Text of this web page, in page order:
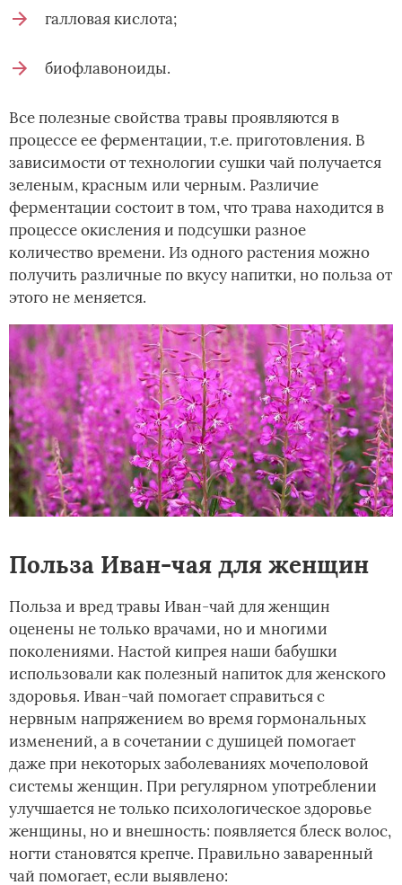
галловая кислота;
биофлавоноиды.
Все полезные свойства травы проявляются в
процессе ее ферментации, т.е. приготовления. В
зависимости от технологии сушки чай получается
зеленым, красным или черным. Различие
ферментации состоит в том, что трава находится в
процессе окисления и подсушки разное
количество времени. Из одного растения можно
получить различные по вкусу напитки, но польза от
этого не меняется.
Польза Иван-чая для женщин
Польза и вред травы Иван-чай для женщин
оценены не только врачами, но и многими
поколениями. Настой кипрея наши бабушки
использовали как полезный напиток для женского
здоровья. Иван-чай помогает справиться с
нервным напряжением во время гормональных
изменений, а в сочетании с душицей помогает
даже при некоторых заболеваниях мочеполовой
системы женщин. При регулярном употреблении
улучшается не только психологическое здоровье
женщины, но и внешность: появляется блеск волос,
ногти становятся крепче. Правильно заваренный
чай помогает, если выявлено: